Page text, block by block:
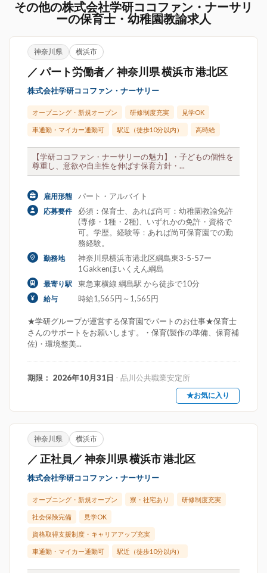
その他の株式会社学研ココファン・ナーサリ
ーの保育士・幼稚園教諭求人
神奈川県 横浜市
／ パート労働者／ 神奈川県 横浜市 港北区
株式会社学研ココファン・ナーサリー
オープニング・新規オープン 研修制度充実 見学OK
車通勤・マイカー通勤可 駅近（徒歩10分以内） 高時給
【学研ココファン・ナーサリーの魅力】・子どもの個性を
尊重し、意欲や自主性を伸ばす保育方針・...
雇用形態 パート・アルバイト
応募要件
必須：保育士、あれば尚可：幼稚園教諭免許
(専修・1種・2種)、いずれかの免許・資格で
可。学歴。経験等：あれば尚可保育園での勤
務経験。
勤務地
神奈川県横浜市港北区綱島東3-5-57ー
1Gakkenほいくえん綱島
最寄り駅 東急東横線 綱島駅 から徒歩で10分
給与 時給1,565円～1,565円
★学研グループが運営する保育園でパートのお仕事★保育士
さんのサポートをお願いします。・保育(製作の準備、保育補
佐)・環境整美...
期限： 2026年10月31日 - 品川公共職業安定所
★お気に入り
神奈川県 横浜市
／ 正社員／ 神奈川県 横浜市 港北区
株式会社学研ココファン・ナーサリー
オープニング・新規オープン 寮・社宅あり 研修制度充実
社会保険完備 見学OK
資格取得支援制度・キャリアアップ充実
車通勤・マイカー通勤可 駅近（徒歩10分以内）